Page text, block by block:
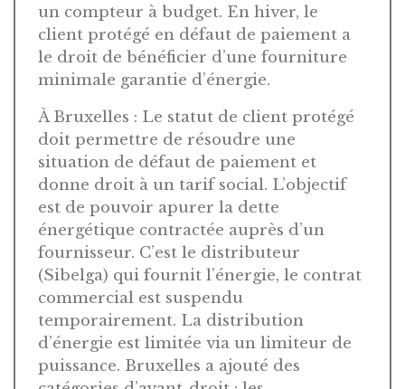
un compteur à budget. En hiver, le
client protégé en défaut de paiement a
le droit de bénéficier d’une fourniture
minimale garantie d’énergie.
À Bruxelles : Le statut de client protégé
doit permettre de résoudre une
situation de défaut de paiement et
donne droit à un tarif social. L’objectif
est de pouvoir apurer la dette
énergétique contractée auprès d’un
fournisseur. C’est le distributeur
(Sibelga) qui fournit l’énergie, le contrat
commercial est suspendu
temporairement. La distribution
d’énergie est limitée via un limiteur de
puissance. Bruxelles a ajouté des